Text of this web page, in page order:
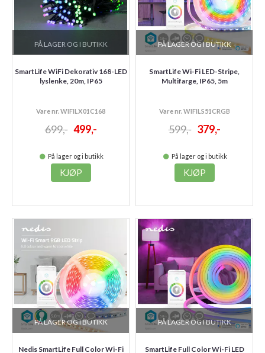
PÅ LAGER OG I BUTIKK
SmartLife WiFi Dekorativ 168-LED
lyslenke, 20m, IP65
Vare nr. WIFILX01C168
699,- 499,-
På lager og i butikk
KJØP
PÅ LAGER OG I BUTIKK
SmartLife Wi-Fi LED-Stripe,
Multifarge, IP65, 5m
Vare nr. WIFILS51CRGB
599,- 379,-
På lager og i butikk
KJØP
PÅ LAGER OG I BUTIKK
Nedis SmartLife Full Color Wi-Fi
PÅ LAGER OG I BUTIKK
SmartLife Full Color Wi-Fi LED